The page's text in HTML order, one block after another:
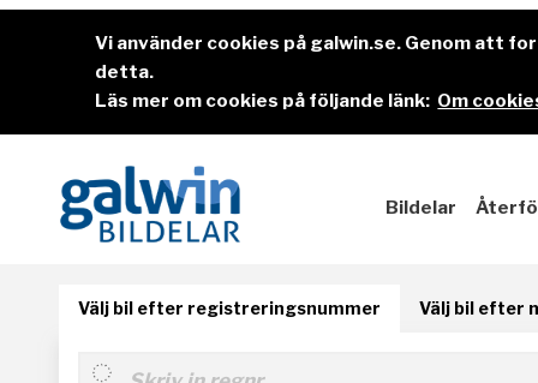
Vi använder cookies på galwin.se. Genom att
detta.
Läs mer om cookies på följande länk: Om
Bildelar
Välj bil efter registreringsnummer Välj bil efter